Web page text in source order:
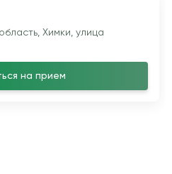
Химки, улица
на прием